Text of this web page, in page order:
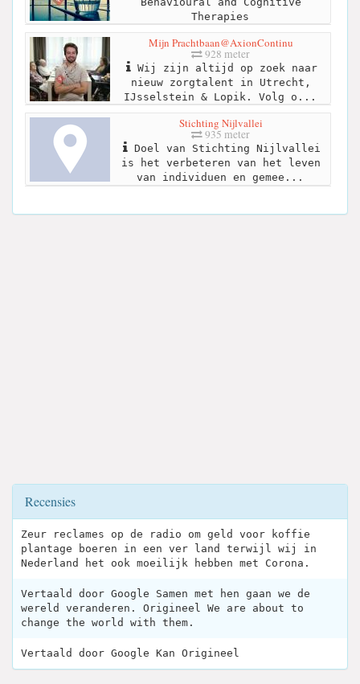
Therapies
Mijn Prachtbaan@AxionContinu
928 meter
Wij zijn altijd op zoek naar
nieuw zorgtalent in Utrecht,
IJsselstein & Lopik. Volg o...
Stichting Nijlvallei
935 meter
Doel van Stichting Nijlvallei
is het verbeteren van het leven
van individuen en gemee...
Recensies
Zeur reclames op de radio om geld voor koffie
plantage boeren in een ver land terwijl wij in
Nederland het ook moeilijk hebben met Corona.
Vertaald door Google Samen met hen gaan we de
wereld veranderen. Origineel We are about to
change the world with them.
Vertaald door Google Kan Origineel